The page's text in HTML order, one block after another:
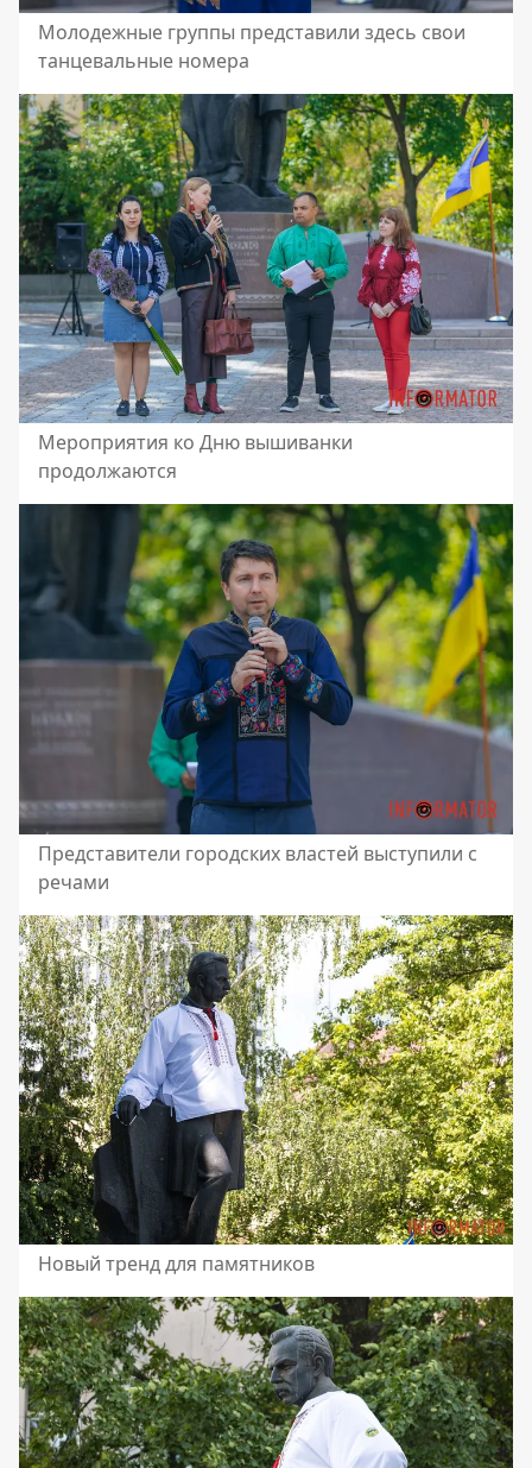
Молодежные группы представили здесь свои
танцевальные номера
Мероприятия ко Дню вышиванки
продолжаются
Представители городских властей выступили с
речами
Новый тренд для памятников